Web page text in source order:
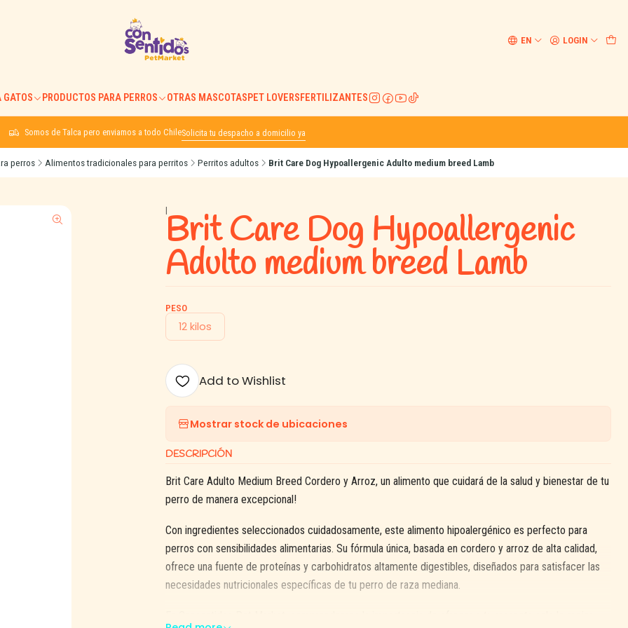
EN LOGIN
GATOS PRODUCTOS PARA PERROS OTRAS MASCOTASPET LOVERSFERTILIZANTES
Somos de Talca pero enviamos a todo ChileSolicita tu despacho a domicilio ya
perros Alimentos tradicionales para perritos Perritos adultos Brit Care Dog Hypoallergenic Adulto medium breed Lamb
|Brit Care Dog Hypoallergenic
Adulto medium breed Lamb
PESO
12 kilos
Add to Wishlist
Mostrar stock de ubicaciones
DESCRIPCIÓN
Brit Care Adulto Medium Breed Cordero y Arroz, un alimento que cuidará de la salud y bienestar de tu
perro de manera excepcional!
Con ingredientes seleccionados cuidadosamente, este alimento hipoalergénico es perfecto para
perros con sensibilidades alimentarias. Su fórmula única, basada en cordero y arroz de alta calidad,
ofrece una fuente de proteínas y carbohidratos altamente digestibles, diseñados para satisfacer las
necesidades nutricionales específicas de tu perro de raza mediana.